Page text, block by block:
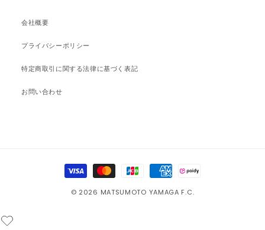
会社概要
プライバシーポリシー
特定商取引に関する法律に基づく表記
お問い合わせ
決
済
© 2026 MATSUMOTO YAMAGA F.C.